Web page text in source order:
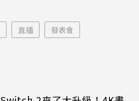
直播 發表會